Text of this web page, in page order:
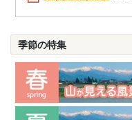
季節の特集